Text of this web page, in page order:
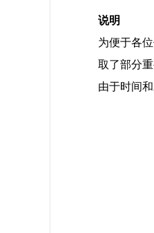
说明
为便于各
取了部分
由于时间